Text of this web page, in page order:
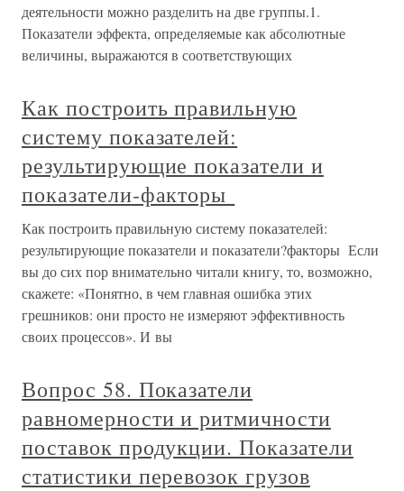
деятельности можно разделить на две группы.1.
Показатели эффекта, определяемые как абсолютные
величины, выражаются в соответствующих
Как построить правильную
систему показателей:
результирующие показатели и
показатели‑факторы
Как построить правильную систему показателей:
результирующие показатели и показатели?факторы Если
вы до сих пор внимательно читали книгу, то, возможно,
скажете: «Понятно, в чем главная ошибка этих
грешников: они просто не измеряют эффективность
своих процессов». И вы
Вопрос 58. Показатели
равномерности и ритмичности
поставок продукции. Показатели
статистики перевозок грузов